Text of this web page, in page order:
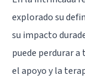
explorado su
su impacto
puede perdurar a
el apoyo y la